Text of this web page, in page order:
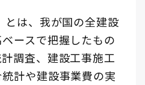
とは、我が国の全建設
ースで把握したもの
調査、建設工事施工
計や建設事業費の実